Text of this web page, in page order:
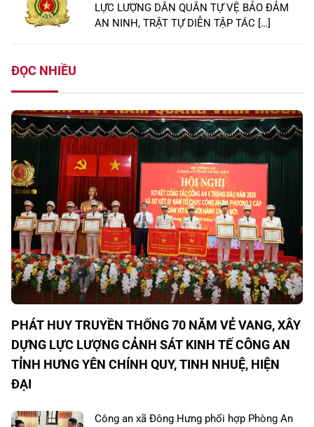
LỰC LƯỢNG DÂN QUÂN TỰ VỆ BẢO ĐẢM
AN NINH, TRẬT TỰ DIỄN TẬP TÁC […]
ĐỌC NHIỀU
PHÁT HUY TRUYỀN THỐNG 70 NĂM VẺ VANG, XÂY
DỰNG LỰC LƯỢNG CẢNH SÁT KINH TẾ CÔNG AN
TỈNH HƯNG YÊN CHÍNH QUY, TINH NHUỆ, HIỆN
ĐẠI
Công an xã Đông Hưng phối hợp Phòng An